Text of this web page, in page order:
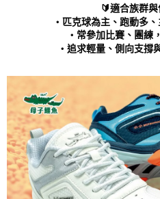
權轉讓予恩沛科技股份有限公司。
２．關於個人資料處理事宜，請瀏覽以
https://aftee.tw/terms/#terms3
３．未成年的使用者請事先徵得法定代
「AFTEE先享後付」，若未經同意申
時審查核予不同之上限額度；若仍有
請求用戶進行身份認證。
５．嚴禁一人註冊多個帳號或使用他人
恩沛科技股份有限公司將有權停止該用
🔰適合族群與
‧匹克球為主、跑動多
‧常參加比賽、團練
‧追求輕量、側向支撐